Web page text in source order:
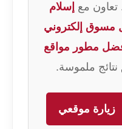
تعاون مع إسلام
مسوق إلكتروني
مطور مواقع
نتائج ملموسة.
زيارة موقعي